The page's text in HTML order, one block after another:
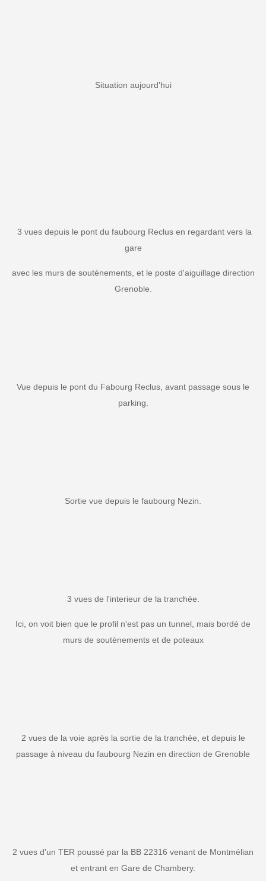
Situation aujourd'hui
3 vues depuis le pont du faubourg Reclus en regardant vers la
gare
avec les murs de soutènements, et le poste d'aiguillage direction
Grenoble.
Vue depuis le pont du Fabourg Reclus, avant passage sous le
parking.
Sortie vue depuis le faubourg Nezin.
3 vues de l'interieur de la tranchée.
Ici, on voit bien que le profil n'est pas un tunnel, mais bordé de
murs de soutènements et de poteaux
2 vues de la voie après la sortie de la tranchée, et depuis le
passage à niveau du faubourg Nezin en direction de Grenoble
2 vues d'un TER poussé par la BB 22316 venant de Montmélian
et entrant en Gare de Chambery.